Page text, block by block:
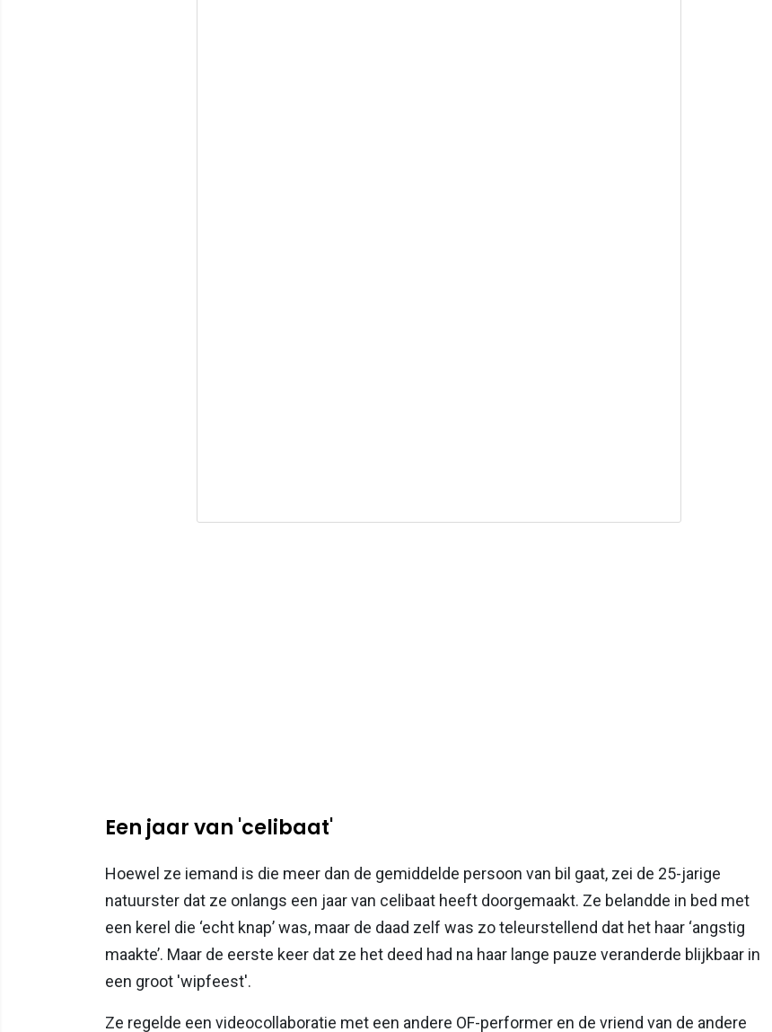
Een jaar van 'celibaat'
Hoewel ze iemand is die meer dan de gemiddelde persoon van bil gaat, zei de 25-jarige
natuurster dat ze onlangs een jaar van celibaat heeft doorgemaakt. Ze belandde in bed met
een kerel die ‘echt knap’ was, maar de daad zelf was zo teleurstellend dat het haar ‘angstig
maakte’. Maar de eerste keer dat ze het deed had na haar lange pauze veranderde blijkbaar in
een groot 'wipfeest'.
Ze regelde een videocollaboratie met een andere OF-performer en de vriend van de andere